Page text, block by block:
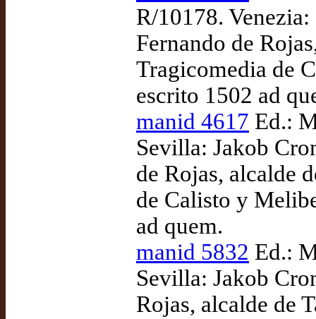
R/10178.
Fernando de
Tragicomedia de
escrito 1502 ad
manid 4617 Ed.:
Sevilla: Jakob
de Rojas, alcalde
de Calisto y
ad quem.
manid 5832 Ed.:
Sevilla: Jakob
Rojas, alcalde de